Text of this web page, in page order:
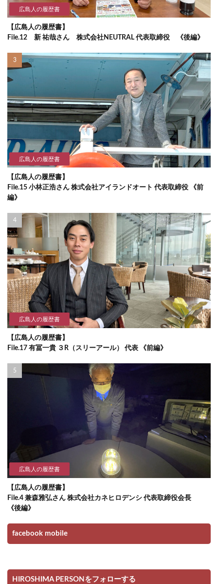
広島人の履歴書
【広島人の履歴書】
File.12 新 祐哉さん 株式会社NEUTRAL 代表取締役 《後編》
広島人の履歴書
【広島人の履歴書】
File.15 小林正浩さん 株式会社アイランドオート 代表取締役 《前
編》
広島人の履歴書
【広島人の履歴書】
File.17 有冨一貴 ３R（スリーアール） 代表 《前編》
広島人の履歴書
【広島人の履歴書】
File.4 兼森雅弘さん 株式会社カネヒロデンシ 代表取締役会長
《後編》
facebook mobile
HIROSHIMA PERSONをフォローする